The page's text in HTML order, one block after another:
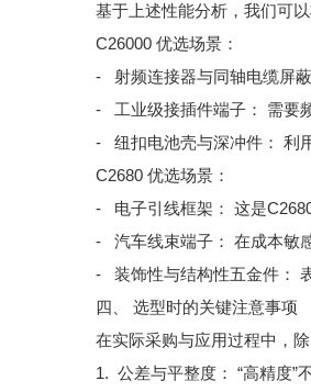
基于上述性能分析，我们可
C26000 优选场景：
- 射频连接器与同轴电缆屏
- 工业级接插件端子： 需要
- 纽扣电池壳与深冲件： 利
C2680 优选场景：
- 电子引线框架： 这是
- 汽车线束端子： 在成本敏
- 装饰性与结构性五金件：
四、 选型时的关键注意事项
在实际采购与应用过程中，
1. 公差与平整度： “高精度”